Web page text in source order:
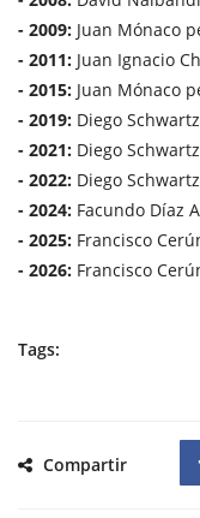
- 2009: Juan Mónaco
- 2011: Juan Ignacio
- 2015: Juan Mónaco
- 2019: Diego
- 2021: Diego
- 2022: Diego
- 2024: Facundo Díaz
- 2025: Francisco
- 2026: Francisco
Tags:
Compartir